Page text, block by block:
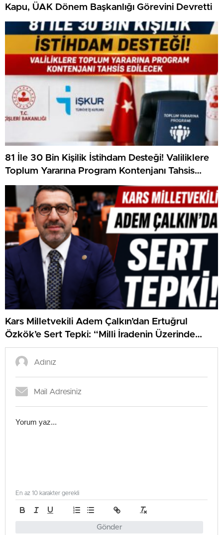
Kapu, ÜAK Dönem Başkanlığı Görevini Devretti
81 İle 30 Bin Kişilik İstihdam Desteği! Valiliklere
Toplum Yararına Program Kontenjanı Tahsis
Edilecek
Kars Milletvekili Adem Çalkın’dan Ertuğrul
Özkök’e Sert Tepki: “Milli İradenin Üzerinde
Hiçbir Güç Yoktur”
Gönder
En az 10 karakter gerekli